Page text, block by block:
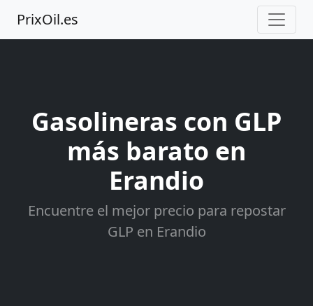
PrixOil.es
Gasolineras con GLP
más barato en
Erandio
Encuentre el mejor precio para repostar
GLP en Erandio